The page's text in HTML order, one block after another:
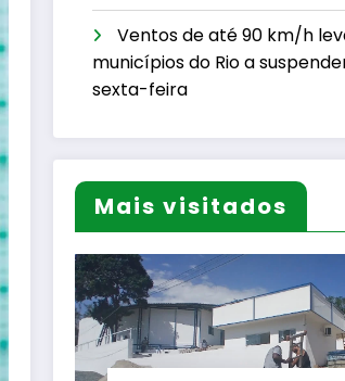
Ventos de até 90 km/h
municípios do Rio a
sexta-feira
Mais visitados